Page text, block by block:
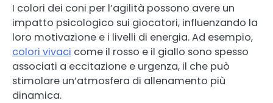
I colori dei coni per l’agilità possono avere un
impatto psicologico sui giocatori, influenzando la
loro motivazione e i livelli di energia. Ad esempio,
colori vivaci come il rosso e il giallo sono spesso
associati a eccitazione e urgenza, il che può
stimolare un’atmosfera di allenamento più
dinamica.